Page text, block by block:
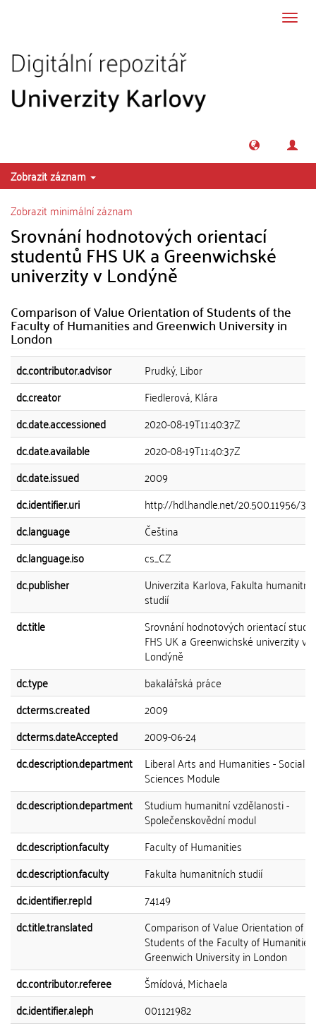
Zobrazit záznam
Zobrazit minimální záznam
Srovnání hodnotových orientací
studentů FHS UK a Greenwichské
univerzity v Londýně
Comparison of Value Orientation of Students of the
Faculty of Humanities and Greenwich University in
London
dc.contributor.advisor
Prudký, Libor
dc.creator
Fiedlerová, Klára
dc.date.accessioned
2020-08-19T11:40:37Z
dc.date.available
2020-08-19T11:40:37Z
dc.date.issued
2009
dc.identifier.uri
http://hdl.handle.net/20.500.11956/
dc.language
Čeština
dc.language.iso
cs_CZ
dc.publisher
Univerzita Karlova, Fakulta
studií
dc.title
Srovnání hodnotových orientací
FHS UK a Greenwichské univerzity v
Londýně
dc.type
bakalářská práce
dcterms.created
2009
dcterms.dateAccepted
2009-06-24
dc.description.department
Liberal Arts and Humanities - Social
Sciences Module
dc.description.department
Studium humanitní vzdělanosti -
Společenskovědní modul
dc.description.faculty
Faculty of Humanities
dc.description.faculty
Fakulta humanitních studií
dc.identifier.repId
74149
dc.title.translated
Comparison of Value Orientation of
Students of the Faculty of
Greenwich University in London
dc.contributor.referee
Šmídová, Michaela
dc.identifier.aleph
001121982